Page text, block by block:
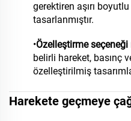
gerektiren aşırı
tasarlanmıştır.
•Özelleştirme
belirli hareket, basınç
özelleştirilmiş
Harekete geçmeye